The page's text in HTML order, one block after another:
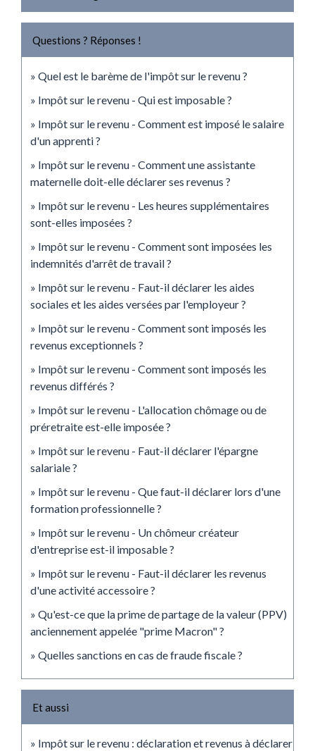
Questions ? Réponses !
Quel est le barème de l'impôt sur le revenu ?
Impôt sur le revenu - Qui est imposable ?
Impôt sur le revenu - Comment est imposé le salaire
d'un apprenti ?
Impôt sur le revenu - Comment une assistante
maternelle doit-elle déclarer ses revenus ?
Impôt sur le revenu - Les heures supplémentaires
sont-elles imposées ?
Impôt sur le revenu - Comment sont imposées les
indemnités d'arrêt de travail ?
Impôt sur le revenu - Faut-il déclarer les aides
sociales et les aides versées par l'employeur ?
Impôt sur le revenu - Comment sont imposés les
revenus exceptionnels ?
Impôt sur le revenu - Comment sont imposés les
revenus différés ?
Impôt sur le revenu - L'allocation chômage ou de
préretraite est-elle imposée ?
Impôt sur le revenu - Faut-il déclarer l'épargne
salariale ?
Impôt sur le revenu - Que faut-il déclarer lors d'une
formation professionnelle ?
Impôt sur le revenu - Un chômeur créateur
d'entreprise est-il imposable ?
Impôt sur le revenu - Faut-il déclarer les revenus
d'une activité accessoire ?
Qu'est-ce que la prime de partage de la valeur (PPV)
anciennement appelée "prime Macron" ?
Quelles sanctions en cas de fraude fiscale ?
Et aussi
Impôt sur le revenu : déclaration et revenus à déclarer